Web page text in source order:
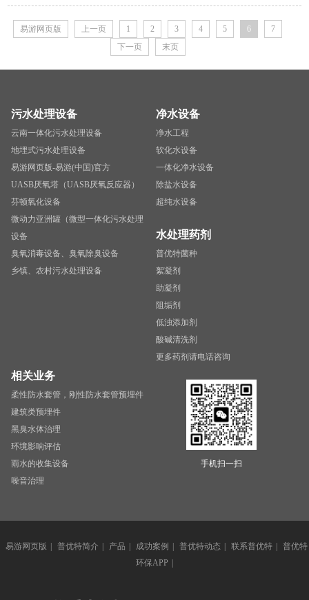
易游网页版 上一页 1 2 3 4 5 6
7
下一页
末页
污水处理设备
云南一体化污水处理设备
地埋式污水处理设备
易游网页版-易游(中国)官方
UASB厌氧塔（UASB厌氧反应器）
芬顿氧化设备
微动力亚洲罐（微型一体化污水处理
设备
臭氧消毒设备、臭氧除臭设备
乡镇、农村污水处理设备
净水设备
净水工程
软化水设备
一体化净水设备
除盐水设备
超纯水设备
水处理药剂
普优特菌种
絮凝剂
助凝剂
阻垢剂
低浊添加剂
酸碱清洗剂
更多药剂请电话咨询
相关业务
柔性防水套管，刚性防水套管预埋件
建筑类预埋件
黑臭水体治理
环境影响评估
雨水的收集设备
噪音治理
手机扫一扫
易游网页版 | 普优特简介 | 产品 | 成功案例 | 普优特动态 | 联系普优特 | 普优特
环保APP |